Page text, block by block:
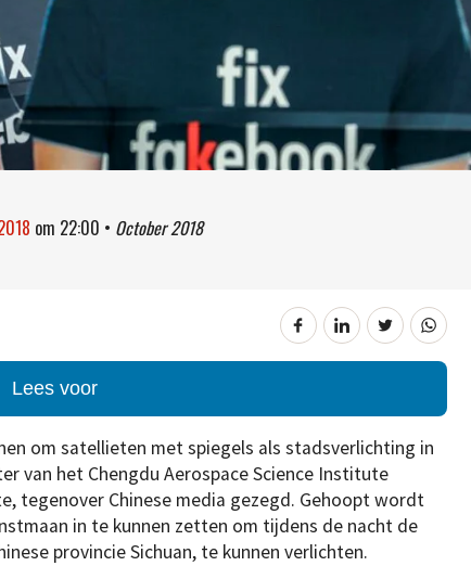
om 22:00 • October 2018
Lees voor
om satellieten met spiegels als stadsverlichting in
van het Chengdu Aerospace Science Institute
tegenover Chinese media gezegd. Gehoopt wordt
in te kunnen zetten om tijdens de nacht de
provincie Sichuan, te kunnen verlichten.